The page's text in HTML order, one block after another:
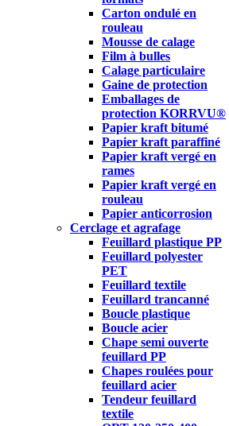
Carton ondulé en
rouleau
Mousse de calage
Film à bulles
Calage particulaire
Gaine de protection
Emballages de
protection KORRVU®
Papier kraft bitumé
Papier kraft paraffiné
Papier kraft vergé en
rames
Papier kraft vergé en
rouleau
Papier anticorrosion
Cerclage et agrafage
Feuillard plastique PP
Feuillard polyester
PET
Feuillard textile
Feuillard trancanné
Boucle plastique
Boucle acier
Chape semi ouverte
feuillard PP
Chapes roulées pour
feuillard acier
Tendeur feuillard
textile